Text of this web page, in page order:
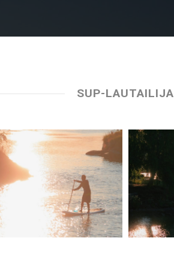
SUP-LAUTAILIJA